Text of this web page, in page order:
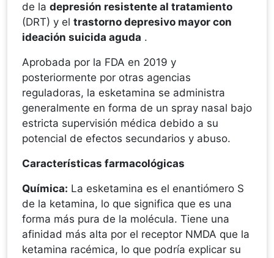
de la depresión resistente al tratamiento
(DRT) y el trastorno depresivo mayor con
ideación suicida aguda .
Aprobada por la FDA en 2019 y
posteriormente por otras agencias
reguladoras, la esketamina se administra
generalmente en forma de un spray nasal bajo
estricta supervisión médica debido a su
potencial de efectos secundarios y abuso.
Características farmacológicas
Química: La esketamina es el enantiómero S
de la ketamina, lo que significa que es una
forma más pura de la molécula. Tiene una
afinidad más alta por el receptor NMDA que la
ketamina racémica, lo que podría explicar su